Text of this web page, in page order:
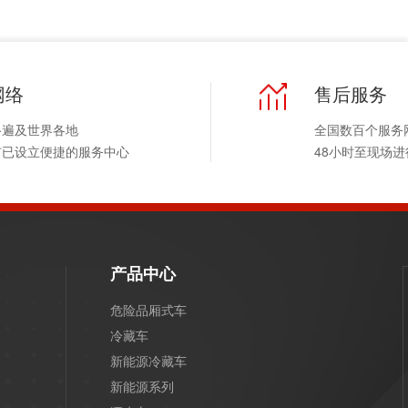
及世界各地
设立便捷的服务中心
售后服务
全国数百个服务
48小时至现场
产品中心
危险品厢式车
冷藏车
新能源冷藏车
新能源系列